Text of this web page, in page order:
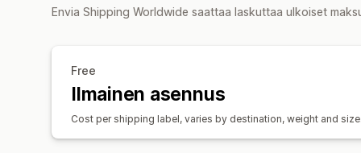
Envia Shipping Worldwide saattaa laskuttaa ulkoiset
Free
Ilmainen asennus
Cost per shipping label, varies by destination, weight and size.